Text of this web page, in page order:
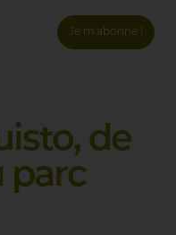
Je m'abonne !
de
parc